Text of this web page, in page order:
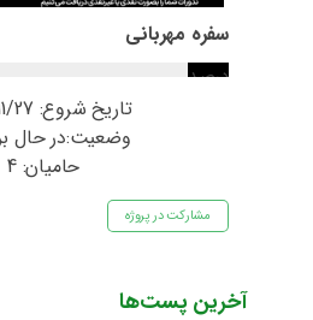
سفره مهربانی
درصد
تاریخ شروع: 27
وضعیت:در حال
حامیان: 4
مشارکت در پروژه
آخرین پست‌ها